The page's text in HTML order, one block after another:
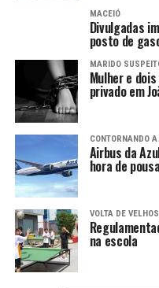
MACEIÓ
Divulgadas
posto de
MARIDO
Mulher e
privado em
CONTORNANDO
Airbus da
hora de
VOLTA DE
na escola